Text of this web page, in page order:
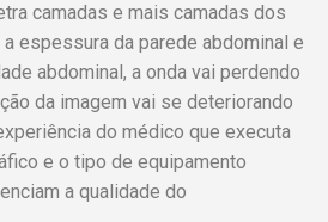
camadas e mais camadas dos
espessura da parede abdominal e
abdominal, a onda vai perdendo
da imagem vai se deteriorando
do médico que executa
e o tipo de equipamento
a qualidade do